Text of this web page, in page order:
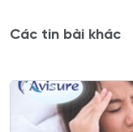
Các tin bài khác